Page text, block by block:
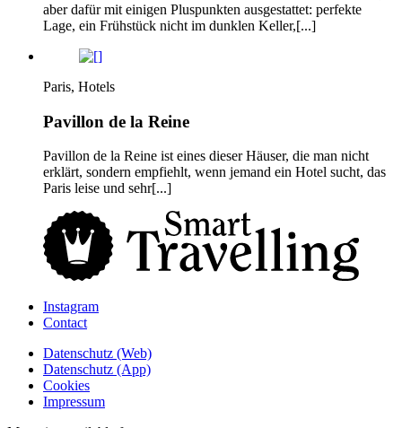
aber dafür mit einigen Pluspunkten ausgestattet: perfekte
Lage, ein Frühstück nicht im dunklen Keller,[...]
Paris, Hotels
Pavillon de la Reine
Pavillon de la Reine ist eines dieser Häuser, die man nicht
erklärt, sondern empfiehlt, wenn jemand ein Hotel sucht, das
Paris leise und sehr[...]
Instagram
Contact
Daten­schutz­ (Web)
Daten­schutz­ (App)
Cookies
Impressum